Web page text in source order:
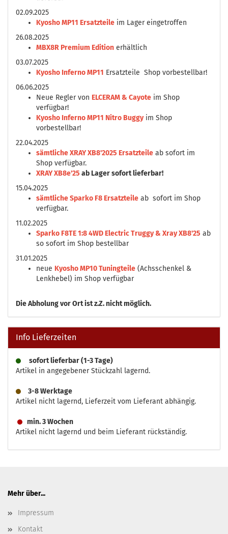
02.09.2025
Kyosho MP11 Ersatzteile im Lager eingetroffen
26.08.2025
MBX8R Premium Edition erhältlich
03.07.2025
Kyosho Inferno MP11 Ersatzteile Shop vorbestellbar!
06.06.2025
Neue Regler von ELCERAM & Cayote im Shop
verfügbar!
Kyosho Inferno MP11 Nitro Buggyim Shop
vorbestellbar!
22.04.2025
sämtliche XRAY XB8'2025 Ersatzteile ab sofort im
Shop verfügbar.
XRAY XB8e'25 ab Lager sofort lieferbar!
15.04.2025
sämtliche Sparko F8 Ersatzteile ab sofort im Shop
verfügbar.
11.02.2025
Sparko F8TE 1:8 4WD Electric Truggy & Xray XB8'25 ab
so sofort im Shop bestellbar
31.01.2025
neue Kyosho MP10 Tuningteile (Achsschenkel &
Lenkhebel) im Shop verfügbar
DieAbholung vor Ort ist z.Z. nicht möglich.
Info Lieferzeiten
sofort lieferbar (1-3 Tage)
Artikel in angegebener Stückzahl lagernd.
3-8 Werktage
Artikel nicht lagernd, Lieferzeit vom Lieferant abhängig.
min. 3 Wochen
Artikel nicht lagernd und beim Lieferant rückständig.
Mehr über...
Impressum
Kontakt